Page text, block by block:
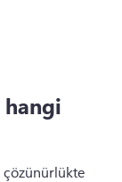
hangi
çözünürlükte